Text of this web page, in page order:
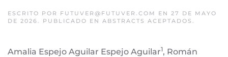
ESCRITO POR FUTUVER@FUTUVER.COM EN 27 DE MAYO
DE 2026. PUBLICADO EN ABSTRACTS ACEPTADOS .
Amalia Espejo Aguilar Espejo Aguilar1, Román